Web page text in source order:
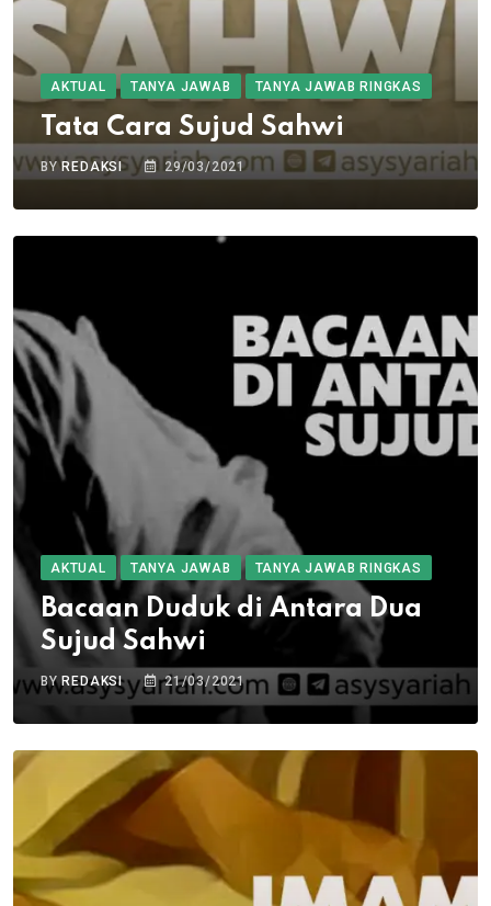
AKTUAL TANYA JAWAB TANYA JAWAB RINGKAS
Tata Cara Sujud Sahwi
BYREDAKSI 29/03/2021
AKTUAL TANYA JAWAB TANYA JAWAB RINGKAS
Bacaan Duduk di Antara Dua
Sujud Sahwi
BYREDAKSI 21/03/2021